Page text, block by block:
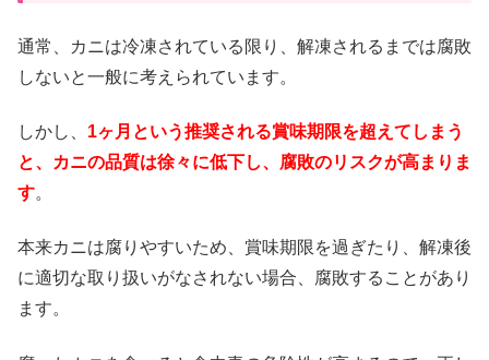
通常、カニは冷凍されている限り、解凍されるまでは腐敗
しないと一般に考えられています。
しかし、 1ヶ月という推奨される賞味期限を超えてしまう
と、カニの品質は徐々に低下し、腐敗のリスクが高まりま
す。
本来カニは腐りやすいため、賞味期限を過ぎたり、解凍後
に適切な取り扱いがなされない場合、腐敗することがあり
ます。